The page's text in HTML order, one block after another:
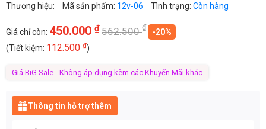
Thương hiệu: Mã sản phẩm: 12v-06 Tình trạng: Còn hàng
Giá chỉ còn: 450.000 ₫562.500₫
-20%
(Tiết kiệm: 112.500 ₫)
Giá BiG Sale - Không áp dụng kèm các Khuyến Mãi khác
Thông tin hỗ trợ thêm